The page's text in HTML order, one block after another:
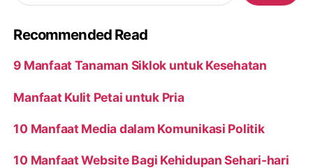
Recommended Read
9 Manfaat Tanaman Siklok untuk Kesehatan
Manfaat Kulit Petai untuk Pria
10 Manfaat Media dalam Komunikasi Politik
10 Manfaat Website Bagi Kehidupan Sehari-hari